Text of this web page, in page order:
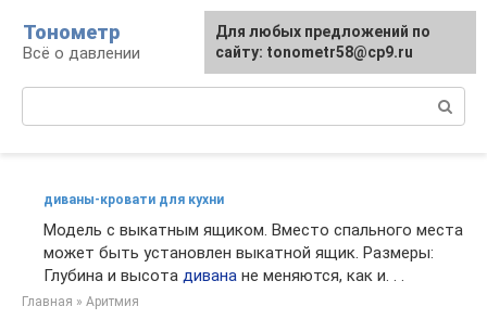
контенту
Тонометр
Всё о давлении
диваны-кровати для кухни
Модель с выкатным ящиком. Вместо спального места
может быть установлен выкатной ящик. Размеры:
Глубина и высота дивана не меняются, как и. . .
Главная » Аритмия
Для любых предложений по
сайту: tonometr58@cp9.ru
Для любых предложений по
сайту: tonometr58@cp9.ru